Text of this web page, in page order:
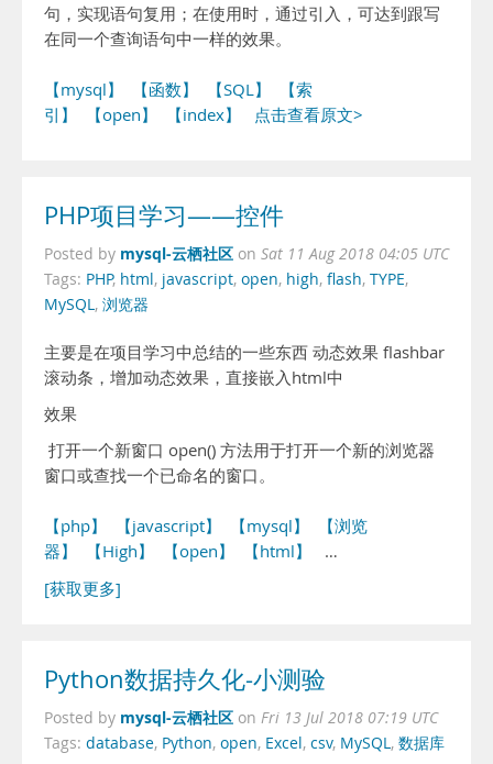
句，实现语句复用；在使用时，通过引入，可达到跟写
在同一个查询语句中一样的效果。
【mysql】 【函数】 【SQL】
【索
引】
【open】 【index】 点击查看原文>
PHP项目学习——控件
Posted by mysql-云栖社区 on Sat 11 Aug 2018 04:05 UTC
Tags: PHP, html, javascript, open, high, flash, TYPE,
MySQL, 浏览器
主要是在项目学习中总结的一些东西 动态效果 flashbar
滚动条，增加动态效果，直接嵌入html中
效果
打开一个新窗口 open() 方法用于打开一个新的浏览器
窗口或查找一个已命名的窗口。
【php】 【javascript】 【mysql】
【浏览
器】
【High】 【open】 【html】
…
[获取更多]
Python数据持久化-小测验
Posted by mysql-云栖社区 on Fri 13 Jul 2018 07:19 UTC
Tags: database, Python, open, Excel, csv, MySQL, 数据库